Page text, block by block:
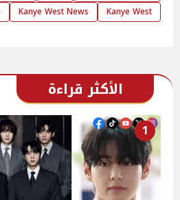
Kanye West
Kanye West News
الأكثر قراءة
1